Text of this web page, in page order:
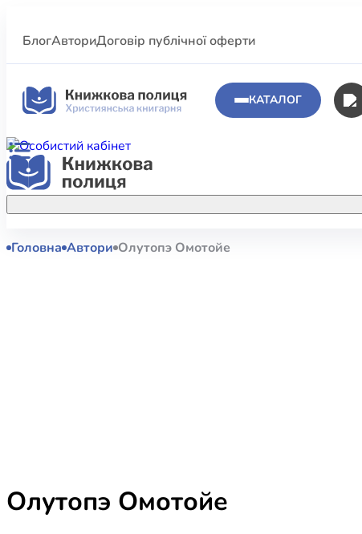
БлогАвториДоговір публічної оферти
КАТАЛОГ
Акційні пропозиції
Головна Автори Олутопэ Омотойе
Олутопэ Омотойе